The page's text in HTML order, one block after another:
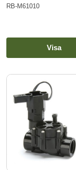
RB-M61010
Visa